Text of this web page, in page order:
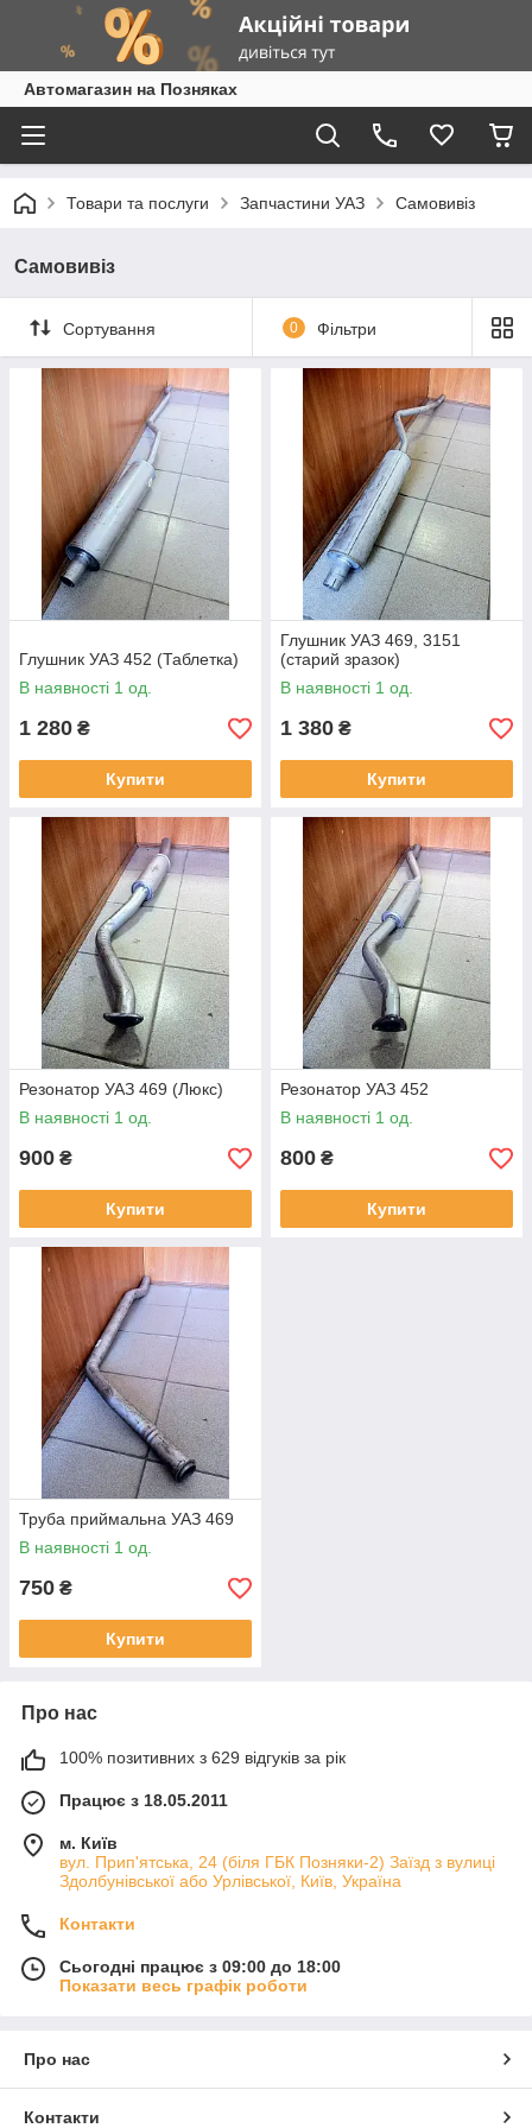
Автомагазин на Позняках
Товари та послуги Запчастини УАЗ Самовивіз
Самовивіз
Сортування 0 Фільтри
Глушник УАЗ 452 (Таблетка)
В наявності 1 од.
1 280 ₴
Купити
Глушник УАЗ 469, 3151
(старий зразок)
В наявності 1 од.
1 380 ₴
Купити
Резонатор УАЗ 469 (Люкс)
В наявності 1 од.
900 ₴
Купити
Резонатор УАЗ 452
В наявності 1 од.
800 ₴
Купити
Труба приймальна УАЗ 469
В наявності 1 од.
750 ₴
Купити
Про нас
100% позитивних з 629 відгуків за рік
Працює з 18.05.2011
м. Київ
вул. Прип'ятська, 24 (біля ГБК Позняки-2) Заїзд з вулиці
Здолбунівської або Урлівської, Київ, Україна
Контакти
Сьогодні працює з 09:00 до 18:00
Показати весь графік роботи
Про нас
Контакти